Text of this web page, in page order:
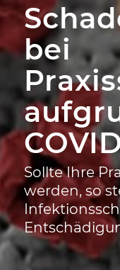
bei
Sollte Ihre
werden, so